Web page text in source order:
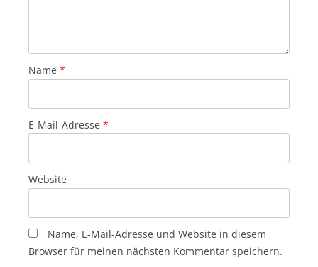
Name *
E-Mail-Adresse *
Website
Name, E-Mail-Adresse und Website in diesem
Browser für meinen nächsten Kommentar speichern.